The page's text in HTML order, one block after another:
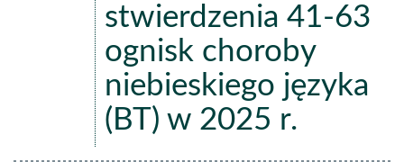
stwierdzenia 41-63
ognisk choroby
niebieskiego języka
(BT) w 2025 r.